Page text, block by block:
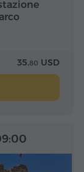
35.80 USD